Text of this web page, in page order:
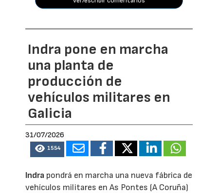
Indra pone en marcha
una planta de
producción de
vehículos militares en
Galicia
31/07/2026
1554
Indra pondrá en marcha una nueva fábrica de
vehículos militares en As Pontes (A Coruña)